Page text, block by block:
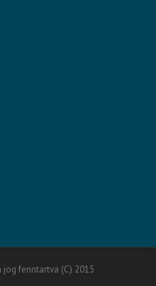
jog fenntartva (C) 2015